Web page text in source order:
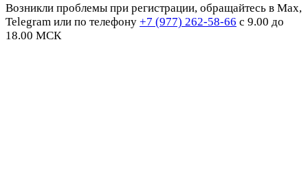
Возникли проблемы при регистрации, обращайтесь в Max,
Telegram или по телефону +7 (977) 262-58-66 с 9.00 до
18.00 МСК